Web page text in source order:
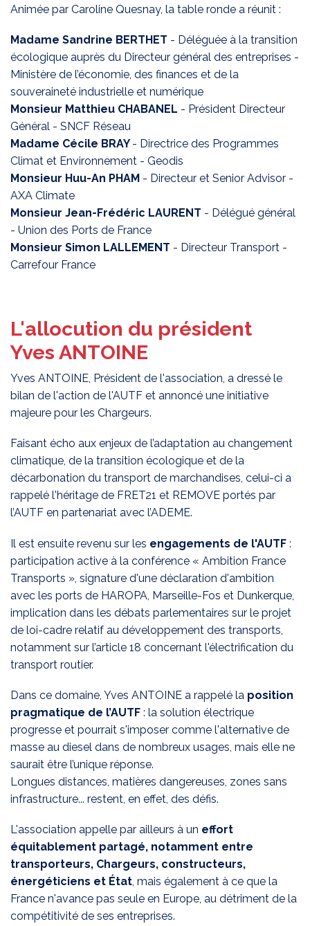
Animée par Caroline Quesnay, la table ronde a réunit :
Madame Sandrine BERTHET - Déléguée à la transition
écologique auprès du Directeur général des entreprises -
Ministère de l’économie, des finances et de la
souveraineté industrielle et numérique
Monsieur Matthieu CHABANEL - Président Directeur
Général - SNCF Réseau
Madame Cécile BRAY - Directrice des Programmes
Climat et Environnement - Geodis
Monsieur Huu-An PHAM - Directeur et Senior Advisor -
AXA Climate
Monsieur Jean-Frédéric LAURENT - Délégué général
- Union des Ports de France
Monsieur Simon LALLEMENT - Directeur Transport -
Carrefour France
L'allocution du président
Yves ANTOINE
Yves ANTOINE, Président de l'association, a dressé le
bilan de l'action de l'AUTF et annoncé une initiative
majeure pour les Chargeurs.
Faisant écho aux enjeux de l’adaptation au changement
climatique, de la transition écologique et de la
décarbonation du transport de marchandises, celui-ci a
rappelé l'héritage de FRET21 et REMOVE portés par
l’AUTF en partenariat avec l’ADEME.
Il est ensuite revenu sur les engagements de l'AUTF :
participation active à la conférence « Ambition France
Transports », signature d'une déclaration d'ambition
avec les ports de HAROPA, Marseille-Fos et Dunkerque,
implication dans les débats parlementaires sur le projet
de loi-cadre relatif au développement des transports,
notamment sur l’article 18 concernant l'électrification du
transport routier.
Dans ce domaine, Yves ANTOINE a rappelé la position
pragmatique de l’AUTF : la solution électrique
progresse et pourrait s'imposer comme l'alternative de
masse au diesel dans de nombreux usages, mais elle ne
saurait être l’unique réponse.
Longues distances, matières dangereuses, zones sans
infrastructure... restent, en effet, des défis.
L'association appelle par ailleurs à un effort
équitablement partagé, notamment entre
transporteurs, Chargeurs, constructeurs,
énergéticiens et État, mais également à ce que la
France n'avance pas seule en Europe, au détriment de la
compétitivité de ses entreprises.